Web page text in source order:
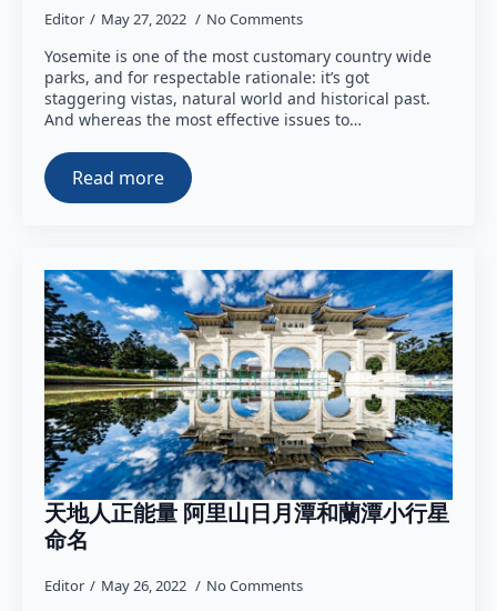
Editor May 27, 2022 No Comments
Yosemite is one of the most customary country wide
parks, and for respectable rationale: it’s got
staggering vistas, natural world and historical past.
And whereas the most effective issues to…
Read more
天地人正能量 阿里山日月潭和蘭潭小行星
命名
Editor May 26, 2022 No Comments